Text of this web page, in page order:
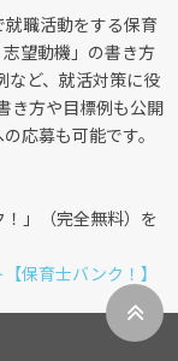
職活動をする保育
望動機」の書き方
など、就活対策に役
き方や目標例も公開
応募も可能です。
」（完全無料）を
保育士バンク！】